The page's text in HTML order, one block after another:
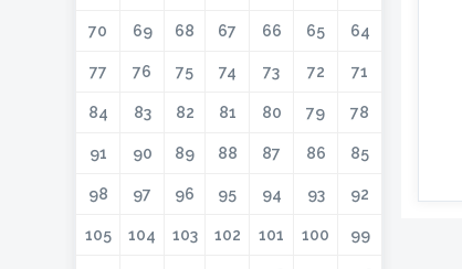
64
65
66
67
68
69
70
71
72
73
74
75
76
77
78
79
80
81
82
83
84
85
86
87
88
89
90
91
92
93
94
95
96
97
98
99
100
101
102
103
104
105